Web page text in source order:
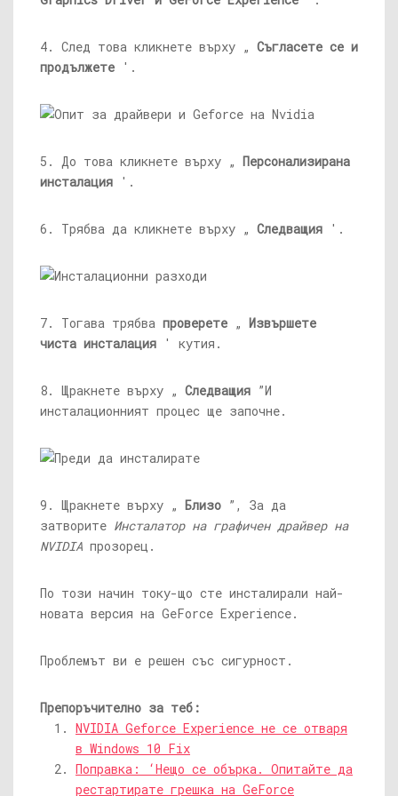
4. След това кликнете върху „ Съгласете се и
продължете '.
5. До това кликнете върху „ Персонализирана
инсталация '.
6. Трябва да кликнете върху „ Следващия '.
7. Тогава трябва проверете „ Извършете
чиста инсталация ' кутия.
8. Щракнете върху „ Следващия ”И
инсталационният процес ще започне.
9. Щракнете върху „ Близо ”, За да
затворите Инсталатор на графичен драйвер на
NVIDIA прозорец.
По този начин току-що сте инсталирали най-
новата версия на GeForce Experience.
Проблемът ви е решен със сигурност.
Препоръчително за теб:
NVIDIA Geforce Experience не се отваря
в Windows 10 Fix
Поправка: ‘Нещо се обърка. Опитайте да
рестартирате грешка на GeForce